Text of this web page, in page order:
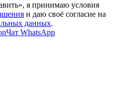
я принимаю условия
и даю своё согласие на
данных.
Чат WhatsApp